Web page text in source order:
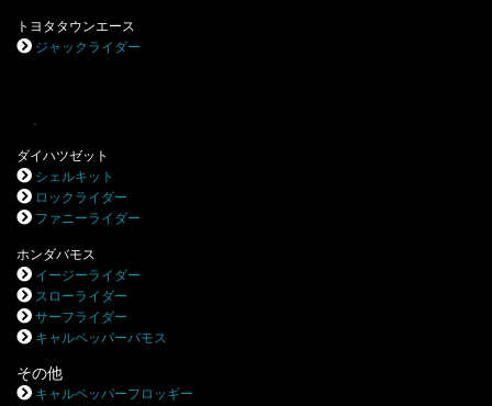
トヨタタウンエース
ジャックライダー
ダイハツゼット
シェルキット
ロックライダー
ファニーライダー
ホンダバモス
イージーライダー
スローライダー
サーフライダー
キャルペッパーバモス
その他
キャルペッパーフロッギー